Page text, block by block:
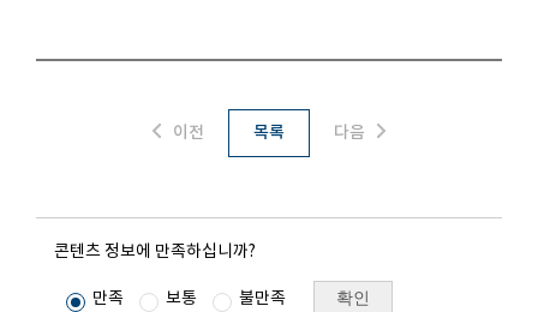
이전 목록 다음
콘텐츠 정보에 만족하십니까?
만족 보통 불만족 확인